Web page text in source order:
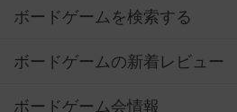
ボードゲームを検索する
ボードゲームの新着レビュー
ボードゲーム会情報